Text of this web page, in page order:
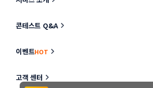
콘테스트 Q&A
이벤트HOT
고객 센터